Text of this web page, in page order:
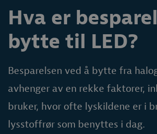
Hva er
bytte til LED?
Besparelsen ved å bytte fra
avhenger av en rekke faktorer,
bruker, hvor ofte lyskildene er i
lysstoffrør som benyttes i dag.